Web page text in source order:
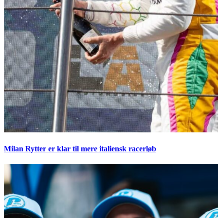
Milan Rytter er klar til mere italiensk racerløb